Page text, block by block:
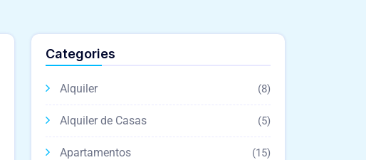
Categories
Alquiler (8)
Alquiler de Casas (5)
Apartamentos (15)